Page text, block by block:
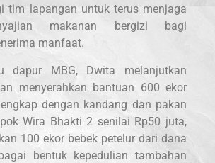
tim lapangan untuk terus menjaga
makanan bergizi bagi
manfaat.
dapur MBG, Dwita melanjutkan
menyerahkan bantuan 600 ekor
dengan kandang dan pakan
Wira Bhakti 2 senilai Rp50 juta,
100 ekor bebek petelur dari dana
bentuk kepedulian tambahan